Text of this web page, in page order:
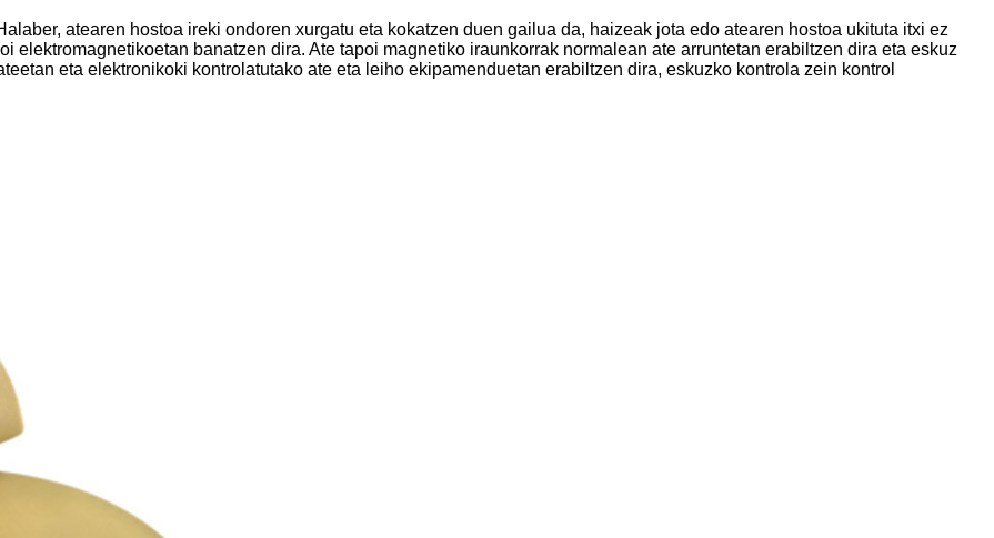
atearen hostoa ireki ondoren xurgatu eta kokatzen duen gailua da, haizeak jota edo atearen hostoa ukituta itxi ez
elektromagnetikoetan banatzen dira. Ate tapoi magnetiko iraunkorrak normalean ate arruntetan erabiltzen dira eta eskuz
eta elektronikoki kontrolatutako ate eta leiho ekipamenduetan erabiltzen dira, eskuzko kontrola zein kontrol